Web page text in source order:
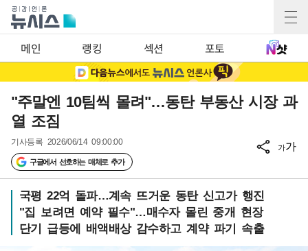
메인 랭킹 섹션 포토
"주말엔 10팀씩 몰려"…동탄 부동산 시장 과
열 조짐
기사등록 2026/06/14 09:00:00
구글에서 선호하는 매체로 추가
가가
국평 22억 돌파…계속 뜨거운 동탄 신고가 행진
"집 보려면 예약 필수"…매수자 몰린 중개 현장
단기 급등에 배액배상 감수하고 계약 파기 속출